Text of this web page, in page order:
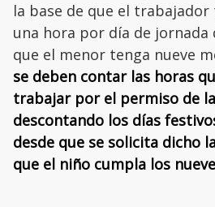
la base de que el trabajador
una hora por día de
que el menor tenga nueve
se deben contar las horas
trabajar por el permiso de
descontando los días
desde que se solicita dicho
que el niño cumpla los